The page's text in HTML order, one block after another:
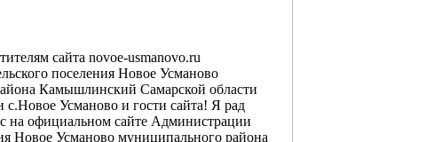
сайта novoe-usmanovo.ru
поселения Новое Усманово
Камышлинский Самарской области
Усманово и гости сайта! Я рад
на официальном сайте Администрации
Новое Усманово муниципального района